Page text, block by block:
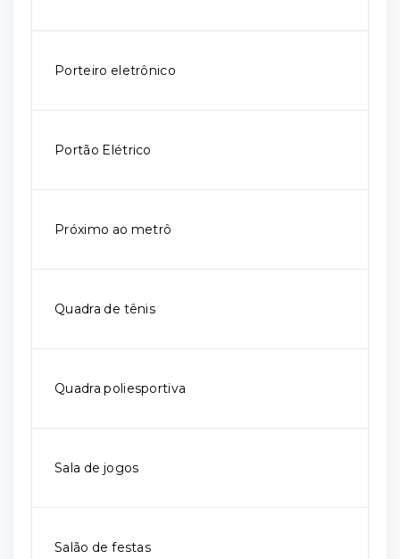
Porteiro eletrônico
Portão Elétrico
Próximo ao metrô
Quadra de tênis
Quadra poliesportiva
Sala de jogos
Salão de festas